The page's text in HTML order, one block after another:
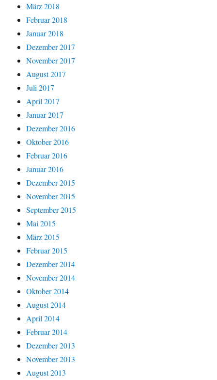
März 2018
Februar 2018
Januar 2018
Dezember 2017
November 2017
August 2017
Juli 2017
April 2017
Januar 2017
Dezember 2016
Oktober 2016
Februar 2016
Januar 2016
Dezember 2015
November 2015
September 2015
Mai 2015
März 2015
Februar 2015
Dezember 2014
November 2014
Oktober 2014
August 2014
April 2014
Februar 2014
Dezember 2013
November 2013
August 2013